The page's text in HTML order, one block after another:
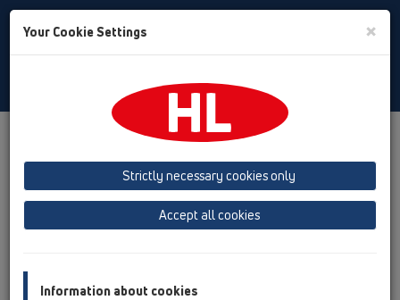
Toggle
přehled produktů
12 Balkony a terasy
Příslušenství
Izolační soupravy HL83 HL83.M
Příslušenství
Your Cookie Settings ×
Strictly necessary cookies only
Accept all cookies
Information about cookies